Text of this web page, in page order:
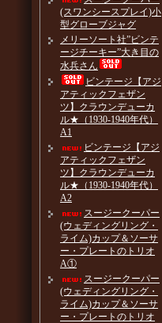
(スワンシースプレイ)小
型グローブジャグ
メリーソート社”ビンテ
ージチーキー”大き目の
水兵さん
ビンテージ【アジ
アティックフェザン
ツ】クラウンデューカ
ル★（1930-1940年代）
A1
ビンテージ【アジ
アティックフェザン
ツ】クラウンデューカ
ル★（1930-1940年代）
A2
スージークーパー
(ウェディングリング・
ライム)カップ＆ソーサ
ー・プレートのトリオ
A①
スージークーパー
(ウェディングリング・
ライム)カップ＆ソーサ
ー・プレートのトリオ